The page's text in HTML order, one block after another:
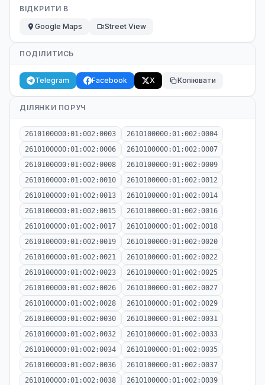
ВІДКРИТИ В
Google Maps
Street View
ПОДІЛИТИСЬ
Telegram Facebook X Копіювати
ДІЛЯНКИ ПОРУЧ
2610100000:01:002:0003
2610100000:01:002:0004
2610100000:01:002:0006
2610100000:01:002:0007
2610100000:01:002:0008
2610100000:01:002:0009
2610100000:01:002:0010
2610100000:01:002:0012
2610100000:01:002:0013
2610100000:01:002:0014
2610100000:01:002:0015
2610100000:01:002:0016
2610100000:01:002:0017
2610100000:01:002:0018
2610100000:01:002:0019
2610100000:01:002:0020
2610100000:01:002:0021
2610100000:01:002:0022
2610100000:01:002:0023
2610100000:01:002:0025
2610100000:01:002:0026
2610100000:01:002:0027
2610100000:01:002:0028
2610100000:01:002:0029
2610100000:01:002:0030
2610100000:01:002:0031
2610100000:01:002:0032
2610100000:01:002:0033
2610100000:01:002:0034
2610100000:01:002:0035
2610100000:01:002:0036
2610100000:01:002:0037
2610100000:01:002:0038
2610100000:01:002:0039